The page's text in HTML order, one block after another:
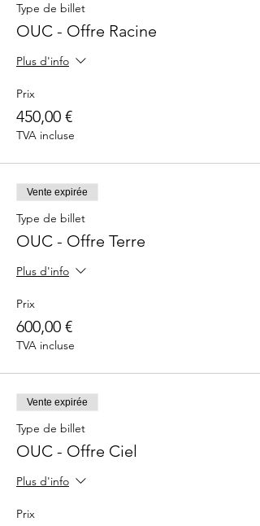
Type de billet
OUC - Offre Racine
Plus d'info
Prix
450,00 €
TVA incluse
Vente expirée
Type de billet
OUC - Offre Terre
Plus d'info
Prix
600,00 €
TVA incluse
Vente expirée
Type de billet
OUC - Offre Ciel
Plus d'info
Prix